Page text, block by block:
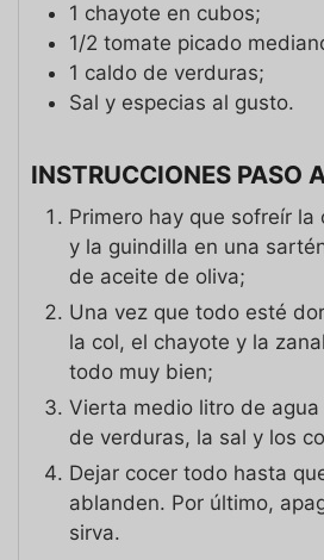
1 chayote en cubos;
1/2 tomate picado
1 caldo de verduras;
Sal y especias al gusto.
INSTRUCCIONES PASO
Primero hay que sofreír
y la guindilla en una
de aceite de oliva;
Una vez que todo esté
la col, el chayote y la
todo muy bien;
Vierta medio litro de
de verduras, la sal y los
Dejar cocer todo hasta
ablanden. Por último,
sirva.